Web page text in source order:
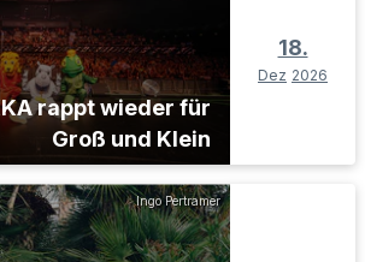
rappt wieder für
Groß und Klein
18.
Dez 2026
Ingo Pertramer